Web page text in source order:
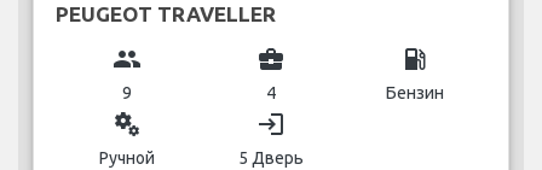
PEUGEOT TRAVELLER
group
9
business_center
4
local_gas_station
Бензин
miscellaneous_services
Ручной
login
5 Дверь